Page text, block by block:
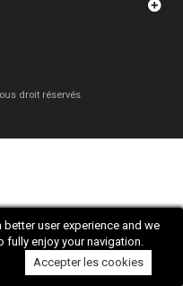
user experience and we
fully enjoy your navigation.
Accepter les cookies
droit réservés